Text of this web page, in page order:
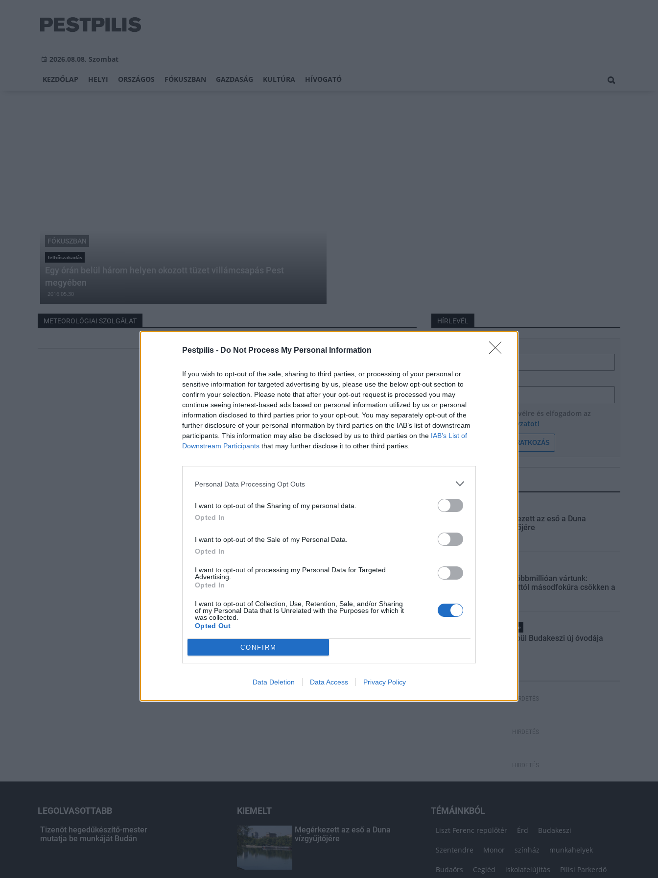
Pestpilis - Do Not Process My Personal Information
If you wish to opt-out of the sale, sharing to third parties, or processing of your personal or
sensitive information for targeted advertising by us, please use the below opt-out section to
confirm your selection. Please note that after your opt-out request is processed you may
continue seeing interest-based ads based on personal information utilized by us or personal
information disclosed to third parties prior to your opt-out. You may separately opt-out of the
further disclosure of your personal information by third parties on the IAB’s list of downstream
participants. This information may also be disclosed by us to third parties on the IAB’s List of
Downstream Participants that may further disclose it to other third parties.
Personal Data Processing Opt Outs
I want to opt-out of the Sharing of my personal data.
Opted In
I want to opt-out of the Sale of my Personal Data.
Opted In
I want to opt-out of processing my Personal Data for Targeted
Advertising.
Opted In
I want to opt-out of Collection, Use, Retention, Sale, and/or Sharing
of my Personal Data that Is Unrelated with the Purposes for which it
was collected.
Opted Out
CONFIRM
Data Deletion Data Access Privacy Policy
2026.08.08, Szombat
KEZDŐLAP HELYI ORSZÁGOS FÓKUSZBAN GAZDASÁG KULTÚRA HÍVOGATÓ
FÓKUSZBAN
felhőszakadás
Egy órán belül három helyen okozott tüzet villámcsapás Pest
megyében
2016.05.30
METEOROLÓGIAI SZOLGÁLAT HÍRLEVÉL
E-mail cím
Feliratkozom a hírlevélre és elfogadom az
adatvédelmi szabályzatot!
FELIRATKOZÁS
LEGFRISSEBB
Megérkezett az eső a Duna
vízgyűjtőjére
Amire többmillióan vártunk:
szombattól másodfokúra csökken a
Pest megye
Fából épül Budakeszi új óvodája
HIRDETÉS
HIRDETÉS
HIRDETÉS
LEGOLVASOTTABB
Tizenöt hegedűkészítő-mester
mutatja be munkáját Budán
KIEMELT
Megérkezett az eső a Duna
vízgyűjtőjére
TÉMÁINKBÓL
Liszt Ferenc repülőtér Érd Budakeszi
Szentendre Monor színház munkahelyek
Budaörs Cegléd iskolafelújítás Pilisi Parkerdő